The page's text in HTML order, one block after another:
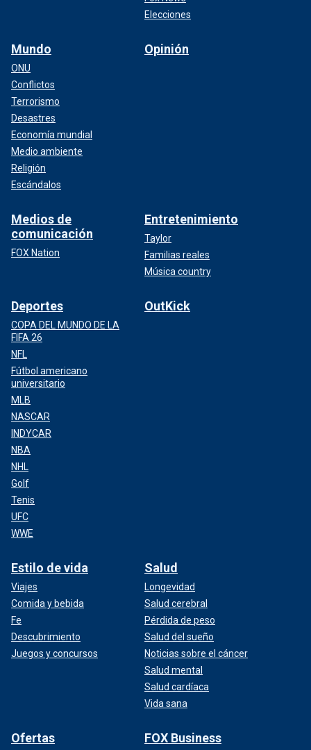
Elecciones
Mundo
ONU
Conflictos
Terrorismo
Desastres
Economía mundial
Medio ambiente
Religión
Escándalos
Opinión
Medios de
comunicación
FOX Nation
Entretenimiento
Taylor
Familias reales
Música country
Deportes
COPA DEL MUNDO DE LA
FIFA 26
NFL
Fútbol americano
universitario
MLB
NASCAR
INDYCAR
NBA
NHL
Golf
Tenis
UFC
WWE
OutKick
Estilo de vida
Viajes
Comida y bebida
Fe
Descubrimiento
Juegos y concursos
Salud
Longevidad
Salud cerebral
Pérdida de peso
Salud del sueño
Noticias sobre el cáncer
Salud mental
Salud cardíaca
Vida sana
Ofertas FOX Business